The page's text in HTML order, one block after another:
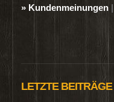
» Kundenmeinungen |
LETZTE BEITRÄGE